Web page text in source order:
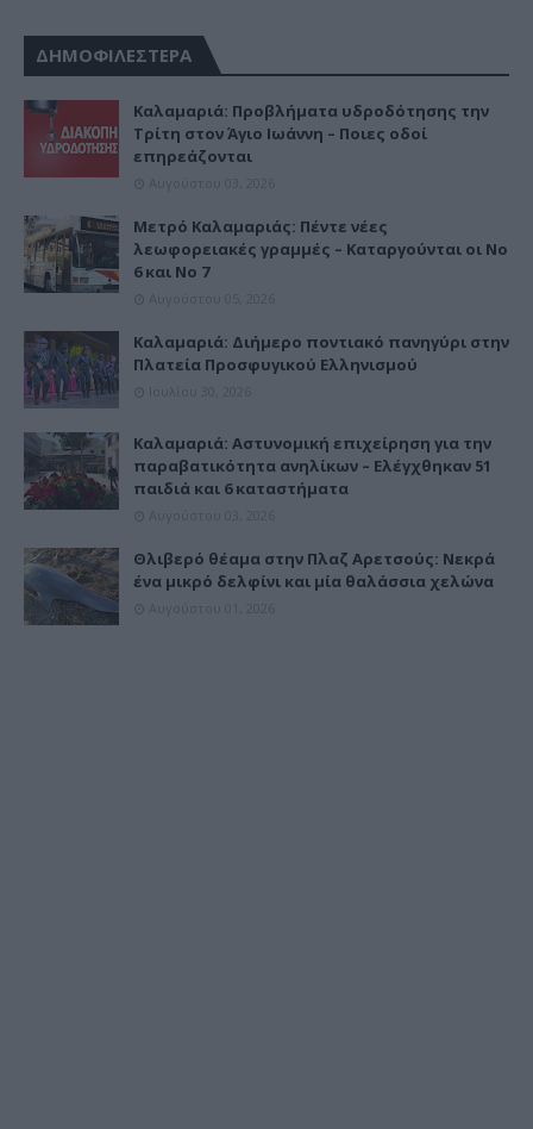
ΔΗΜΟΦΙΛΕΣΤΕΡΑ
Καλαμαριά: Προβλήματα υδροδότησης την
Τρίτη στον Άγιο Ιωάννη – Ποιες οδοί
επηρεάζονται
Μετρό Καλαμαριάς: Πέντε νέες
λεωφορειακές γραμμές – Καταργούνται οι Νο
6 και Νο 7
Καλαμαριά: Διήμερο ποντιακό πανηγύρι στην
Πλατεία Προσφυγικού Ελληνισμού
Καλαμαριά: Αστυνομική επιχείρηση για την
παραβατικότητα ανηλίκων – Ελέγχθηκαν 51
παιδιά και 6 καταστήματα
Θλιβερό θέαμα στην Πλαζ Αρετσούς: Νεκρά
ένα μικρό δελφίνι και μία θαλάσσια χελώνα